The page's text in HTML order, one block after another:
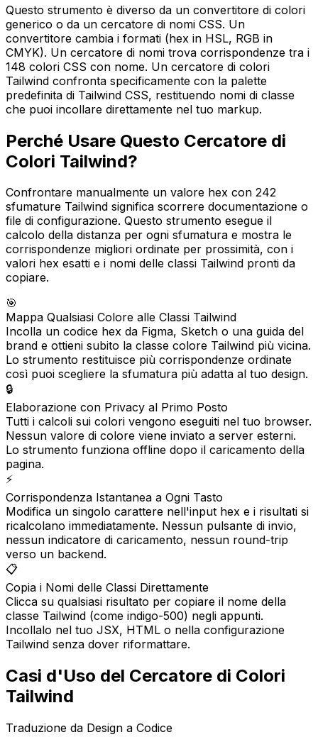
Questo strumento è diverso da un convertitore di colori
generico o da un cercatore di nomi CSS. Un
convertitore cambia i formati (hex in HSL, RGB in
CMYK). Un cercatore di nomi trova corrispondenze tra i
148 colori CSS con nome. Un cercatore di colori
Tailwind confronta specificamente con la palette
predefinita di Tailwind CSS, restituendo nomi di classe
che puoi incollare direttamente nel tuo markup.
Perché Usare Questo Cercatore di
Colori Tailwind?
Confrontare manualmente un valore hex con 242
sfumature Tailwind significa scorrere documentazione o
file di configurazione. Questo strumento esegue il
calcolo della distanza per ogni sfumatura e mostra le
corrispondenze migliori ordinate per prossimità, con i
valori hex esatti e i nomi delle classi Tailwind pronti da
copiare.
🎯
Mappa Qualsiasi Colore alle Classi Tailwind
Incolla un codice hex da Figma, Sketch o una guida del
brand e ottieni subito la classe colore Tailwind più vicina.
Lo strumento restituisce più corrispondenze ordinate
così puoi scegliere la sfumatura più adatta al tuo design.
🔒
Elaborazione con Privacy al Primo Posto
Tutti i calcoli sui colori vengono eseguiti nel tuo browser.
Nessun valore di colore viene inviato a server esterni.
Lo strumento funziona offline dopo il caricamento della
pagina.
⚡
Corrispondenza Istantanea a Ogni Tasto
Modifica un singolo carattere nell'input hex e i risultati si
ricalcolano immediatamente. Nessun pulsante di invio,
nessun indicatore di caricamento, nessun round-trip
verso un backend.
📋
Copia i Nomi delle Classi Direttamente
Clicca su qualsiasi risultato per copiare il nome della
classe Tailwind (come indigo-500) negli appunti.
Incollalo nel tuo JSX, HTML o nella configurazione
Tailwind senza dover riformattare.
Casi d'Uso del Cercatore di Colori
Tailwind
Traduzione da Design a Codice